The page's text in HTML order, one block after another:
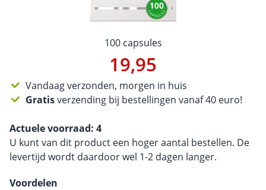
100 capsules
19,95
Vandaag verzonden, morgen in huis
Gratisverzending bij bestellingen vanaf 40 euro!
Actuele voorraad: 4
U kunt van dit product een hoger aantal bestellen. De
levertijd wordt daardoor wel 1-2 dagen langer.
Voordelen